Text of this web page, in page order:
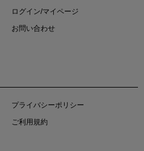
ログイン/マイページ
お問い合わせ
プライバシーポリシー
ご利用規約